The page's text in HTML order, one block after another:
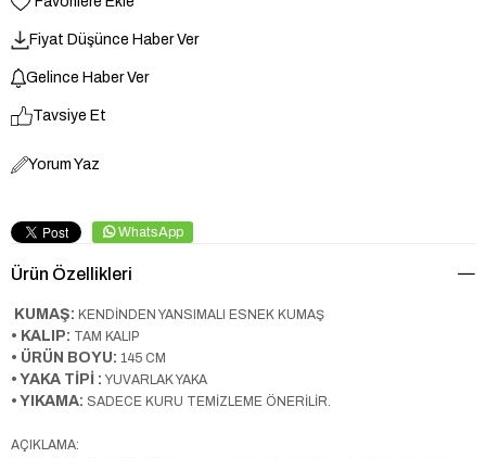
Fiyat Düşünce Haber Ver
Gelince Haber Ver
Tavsiye Et
Yorum Yaz
WhatsApp
Ürün Özellikleri
KUMAŞ: KENDİNDEN YANSIMALI ESNEK KUMAŞ
• KALIP: TAM KALIP
• ÜRÜN BOYU: 145 CM
• YAKA TİPİ : YUVARLAK YAKA
• YIKAMA: SADECE KURU TEMİZLEME ÖNERİLİR.
AÇIKLAMA: